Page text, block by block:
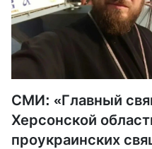
СМИ: «Главный
Херсонской
проукраинских